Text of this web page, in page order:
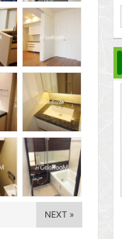
NEXT »